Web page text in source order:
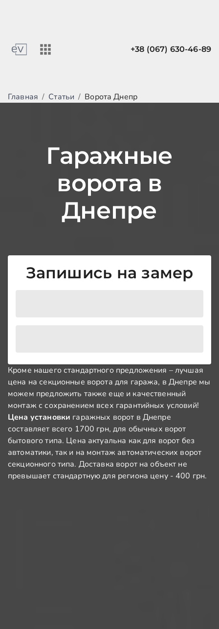
+38 (067) 630-46-89
Главная / Статьи / Ворота Днепр
Гаражные
ворота в
Днепре
Запишись на замер
Кроме нашего стандартного предложения – лучшая
цена на секционные ворота для гаража, в Днепре мы
можем предложить также еще и качественный
монтаж с сохранением всех гарантийных условий!
Цена установки гаражных ворот в Днепре
составляет всего 1700 грн, для обычных ворот
бытового типа. Цена актуальна как для ворот без
автоматики, так и на монтаж автоматических ворот
секционного типа. Доставка ворот на объект не
превышает стандартную для региона цену - 400 грн.